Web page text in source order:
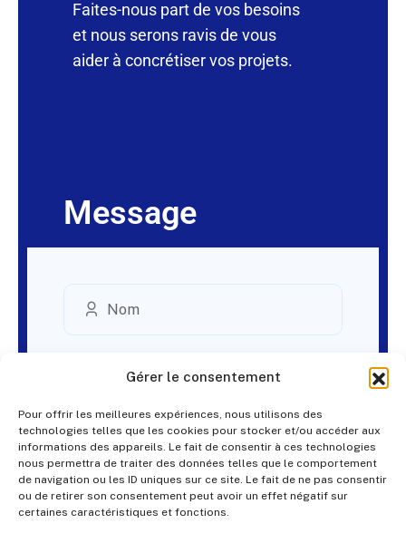
Gérer le consentement
Pour offrir les meilleures expériences, nous utilisons des
technologies telles que les cookies pour stocker et/ou accéder aux
informations des appareils. Le fait de consentir à ces technologies
nous permettra de traiter des données telles que le comportement
de navigation ou les ID uniques sur ce site. Le fait de ne pas consentir
ou de retirer son consentement peut avoir un effet négatif sur
certaines caractéristiques et fonctions.
Faites-nous part de vos besoins
et nous serons ravis de vous
aider à concrétiser vos projets.
Message